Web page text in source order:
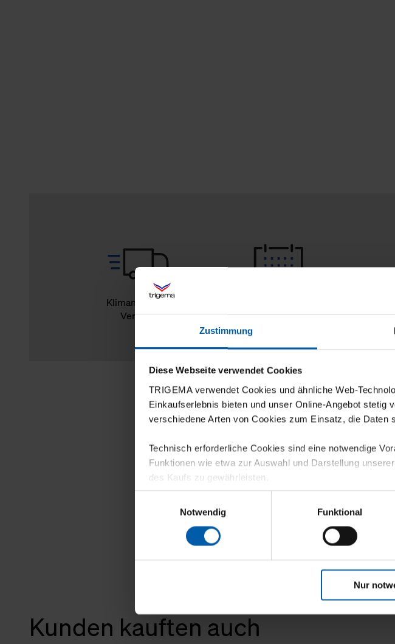
Zustimmung
Diese Webseite verwendet Cookies
TRIGEMA verwendet Cookies und ähnliche Web-
Einkaufserlebnis bieten und unser Online-Angebot
verschiedene Arten von Cookies zum Einsatz, die Daten
Technisch erforderliche Cookies sind eine notwendige
Funktionen wie etwa zur Auswahl und Darstellung
des Kaufs zu gewährleisten.
Für die Darstellung personalisierter Angebote, Anzeigen
sowie für Marketing-, Statistik- und Tracking-Zwecke
personenbezogene Informationen. Diese übermitteln
Klicken Sie auf "Alle erlauben", damit wir alle Cookies
verwenden dürfen. Über die jeweiligen Schaltflächen
erlauben möchten, verwenden wir lediglich die
Notwendig
Funktional
Nur
Klimaneutraler
Versand
Rückgaberecht
Kunden kauften auch